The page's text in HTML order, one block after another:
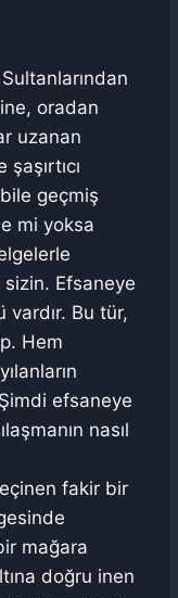
oradan
uzanan
geçmiş
mi yoksa
sizin. Efsaneye
vardır. Bu tür,
Hem
efsaneye
nasıl
fakir bir
mağara
doğru inen